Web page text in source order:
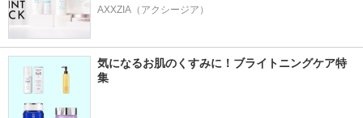
AXXZIA（アクシージア）
気になるお肌のくすみに！ブライトニングケア特
集